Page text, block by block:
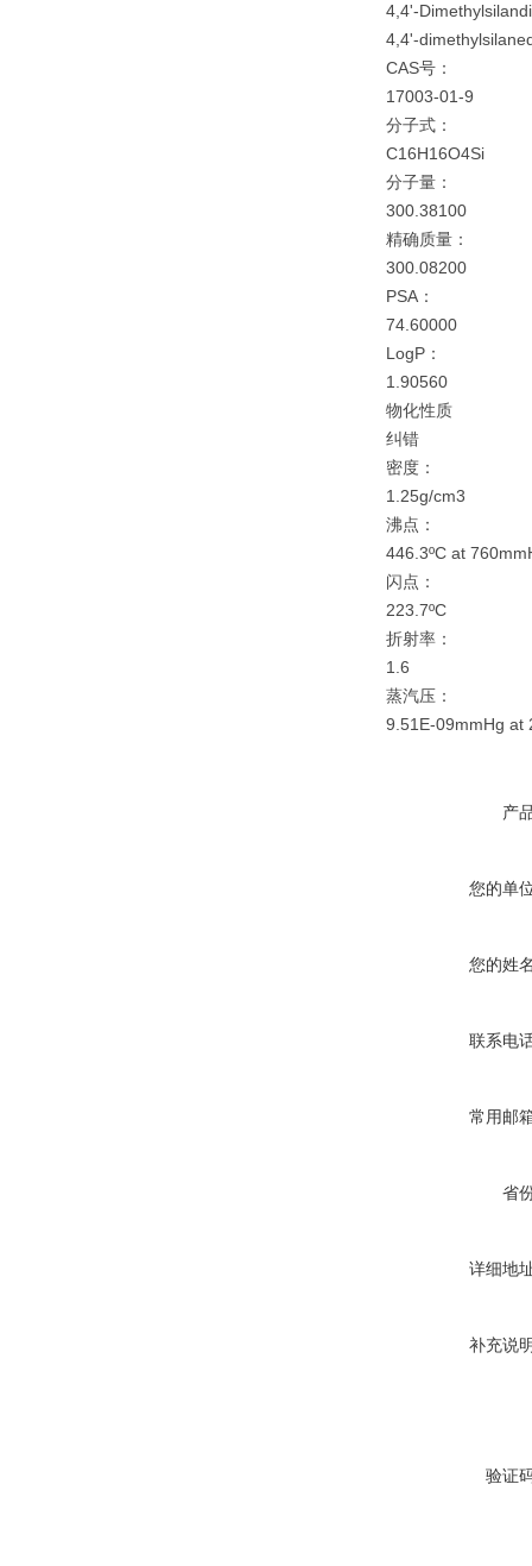
4,4'-
4,4'-
CAS号：
17003-01-9
分子式：
C16H16O4Si
分子量：
300.38100
精确质量：
300.08200
PSA：
74.60000
LogP：
1.90560
物化性质
纠错
密度：
1.25g/cm3
沸点：
446.3ºC at
闪点：
223.7ºC
折射率：
1.6
蒸汽压：
9.51E-09mmHg at
产
您的单
您的姓
联系电
常用邮
省
详细地
补充说
验证